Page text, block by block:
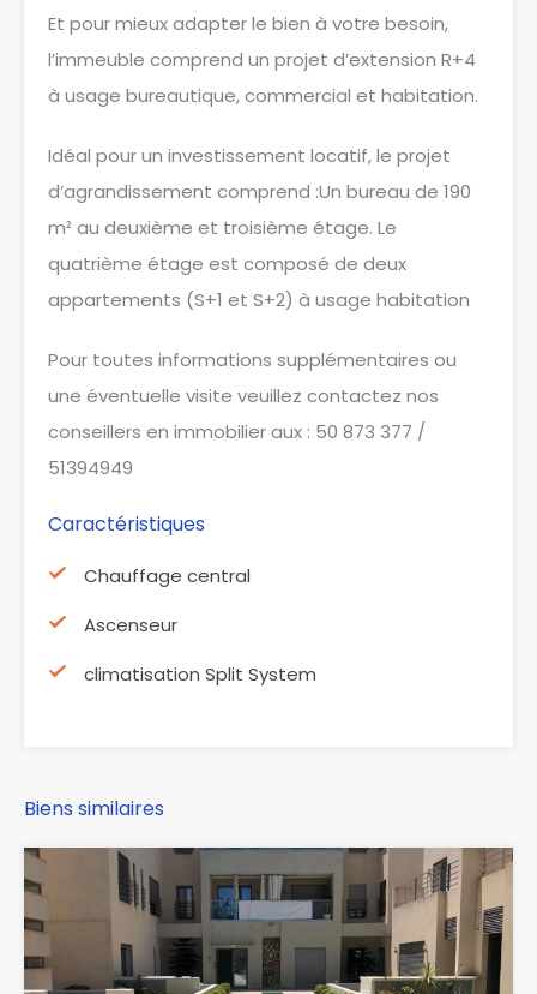
Et pour mieux adapter le bien à votre besoin,
l’immeuble comprend un projet d’extension R+4
à usage bureautique, commercial et habitation.
Idéal pour un investissement locatif, le projet
d’agrandissement comprend :Un bureau de 190
m² au deuxième et troisième étage. Le
quatrième étage est composé de deux
appartements (S+1 et S+2) à usage habitation
Pour toutes informations supplémentaires ou
une éventuelle visite veuillez contactez nos
conseillers en immobilier aux : 50 873 377 /
51394949
Caractéristiques
Chauffage central
Ascenseur
climatisation Split System
Biens similaires